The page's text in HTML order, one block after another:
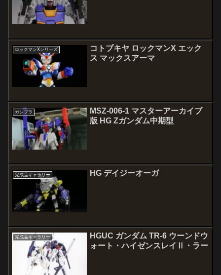
ロックマンXシリーズ
コトブキヤ ロックマンX エック
ス マックスアーマ
ガンプラ
MSZ-006-1 マスターアーカイブ
版 HG Zガンダム中期型
完成品ギャラリー HG デイジーオーガ
完成品ギャラリー
HGUC ガンダム TR-6 ウーンドウ
ォート・ハイゼンスレイⅡ・ラー